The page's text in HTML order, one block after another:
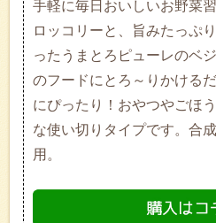
手軽に毎日おいしいお野菜
ロッコリーと、旨みたっぷ
ったうまとろピューレのベ
のフードにとろ～りかける
にぴったり！おやつやごほ
な使い切りタイプです。合
用。